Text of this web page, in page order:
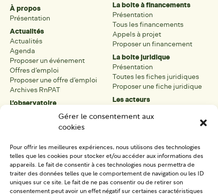
Gérer le consentement aux
cookies
Pour offrir les meilleures expériences, nous utilisons des technologies
telles que les cookies pour stocker et/ou accéder aux informations des
appareils. Le fait de consentir à ces technologies nous permettra de
traiter des données telles que le comportement de navigation ou les ID
uniques sur ce site. Le fait de ne pas consentir ou de retirer son
consentement peut avoir un effet négatif sur certaines caractéristiques
À propos
Présentation
Actualités
Actualités
Agenda
Proposer un événement
Offres d’emploi
Proposer une offre d’emploi
Archives RnPAT
L’observatoire
Présentation de l’observatoire
La boîte à outils
Présentation
Tous les outils
Proposer un outil
La boite à financements
Présentation
Tous les financements
Appels à projet
Proposer un financement
La boite juridique
Présentation
Toutes les fiches juridiques
Proposer une fiche juridique
Les acteurs
Tous les acteurs